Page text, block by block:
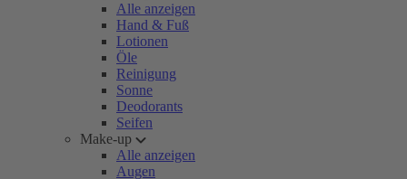
Alle anzeigen
Hand & Fuß
Lotionen
Öle
Reinigung
Sonne
Deodorants
Seifen
Make-up
Alle anzeigen
Augen